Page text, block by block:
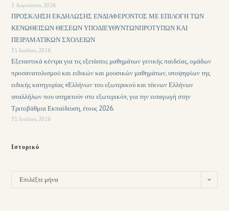
3 Αυγούστου, 2026
ΠΡΟΣΚΛΗΣΗ ΕΚΔΗΛΩΣΗΣ ΕΝΔΙΑΦΕΡΟΝΤΟΣ ΜΕ ΕΠΙΛΟΓΗ ΤΩΝ
ΚΕΝΩΘΕΙΣΩΝ ΘΕΣΕΩΝ ΥΠΟΔΙΕΥΘΥΝΤΩΝΠΡΟΤΥΠΩΝ ΚΑΙ
ΠΕΙΡΑΜΑΤΙΚΩΝ ΣΧΟΛΕΙΩΝ
31 Ιουλίου, 2026
Εξεταστικά κέντρα για τις εξετάσεις μαθημάτων γενικής παιδείας, ομάδων
προσανατολισμού και ειδικών και μουσικών μαθημάτων, υποψηφίων της
ειδικής κατηγορίας «Ελλήνων του εξωτερικού και τέκνων Ελλήνων
υπαλλήλων που υπηρετούν στο εξωτερικό», για την εισαγωγή στην
Τριτοβάθμια Εκπαίδευση, έτους 2026.
31 Ιουλίου, 2026
Ιστορικό
Επιλέξτε μήνα